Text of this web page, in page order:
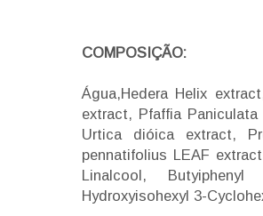
COMPOSIÇÃO:
Água,Hedera Helix
extract, Pfaffia
Urtica dióica extract,
pennatifolius LEAF
Linalcool, Butyiphenyl
Hydroxyisohexyl 3-